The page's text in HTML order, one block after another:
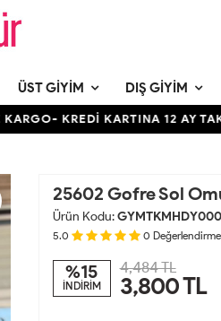
ÜST GIYIM DIŞ GIYIM
KREDİ KARTINA 12 AY TAKSİT
25602 Gofre Sol
Ürün Kodu:
5.0 0 Değerlendirme
%15
İNDİRİM
4,484 TL
3,800TL